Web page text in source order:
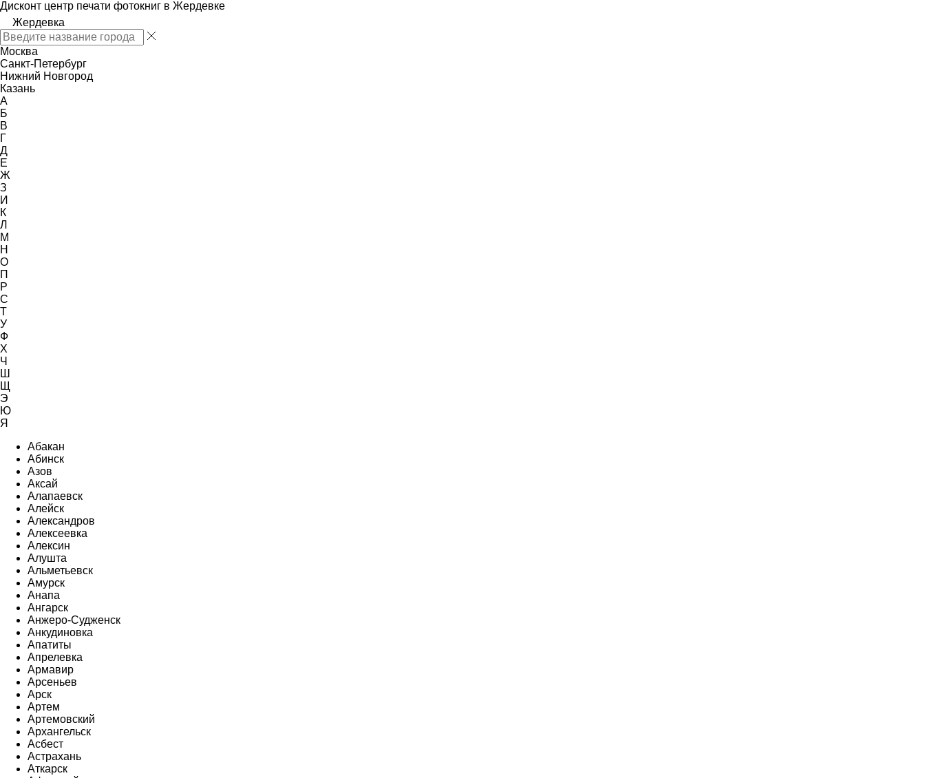
Дисконт центр печати фотокниг в Жердевке
Жердевка
Москва
Санкт-Петербург
Нижний Новгород
Казань
А
Б
В
Г
Д
Е
Ж
З
И
К
Л
М
Н
О
П
Р
С
Т
У
Ф
Х
Ч
Ш
Щ
Э
Ю
Я
Абакан
Абинск
Азов
Аксай
Алапаевск
Алейск
Александров
Алексеевка
Алексин
Алушта
Альметьевск
Амурск
Анапа
Ангарск
Анжеро-Судженск
Анкудиновка
Апатиты
Апрелевка
Армавир
Арсеньев
Арск
Артем
Артемовский
Архангельск
Асбест
Астрахань
Аткарск